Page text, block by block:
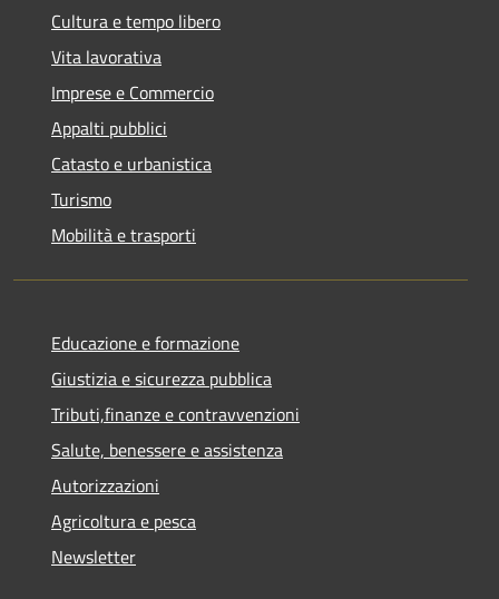
Cultura e tempo libero
Vita lavorativa
Imprese e Commercio
Appalti pubblici
Catasto e urbanistica
Turismo
Mobilità e trasporti
Educazione e formazione
Giustizia e sicurezza pubblica
Tributi,finanze e contravvenzioni
Salute, benessere e assistenza
Autorizzazioni
Agricoltura e pesca
Newsletter